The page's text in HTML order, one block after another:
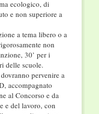
ecologico, di
e non superiore a
a tema libero o a
non
30’ per i
delle scuole.
pervenire a
accompagnato
al Concorso e da
e del lavoro, con